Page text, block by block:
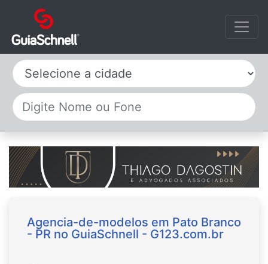
Selecione a cidade
Agencia-de-modelos em Pato Branco
- PR no GuiaSchnell - G123.com.br